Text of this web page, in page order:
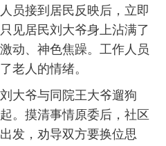
接到居民反映后，立即
见居民刘大爷身上沾满了
动、神色焦躁。工作人员
老人的情绪。
爷与同院王大爷遛狗
。摸清事情原委后，社区
发，劝导双方要换位思